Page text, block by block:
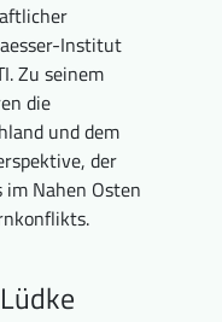
sind
Institut
Zu seinem
die
und dem
der
Nahen Osten